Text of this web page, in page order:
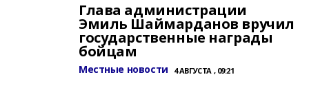
Глава администрации
Эмиль Шаймарданов вручил
государственные награды
бойцам
Местные новости 4 АВГУСТА , 09:21